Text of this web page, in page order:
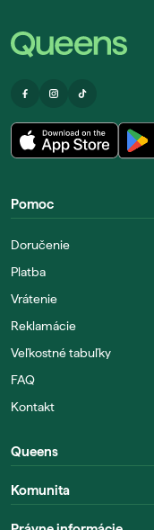
Pomoc
Doručenie
Platba
Vrátenie
Reklamácie
Veľkostné tabuľky
FAQ
Kontakt
Queens
Komunita